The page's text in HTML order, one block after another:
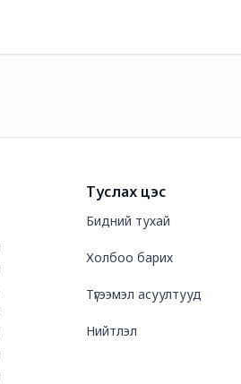
Туслах цэс
Бидний тухай
Холбоо барих
Түгээмэл асуултууд
Нийтлэл